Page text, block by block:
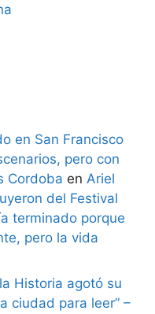
en San Francisco
pero con
Cordoba en Ariel
del Festival
terminado porque
pero la vida
Historia agotó su
ciudad para leer” –